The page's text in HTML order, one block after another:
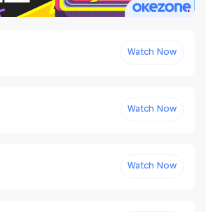
Watch Now
Watch Now
Watch Now